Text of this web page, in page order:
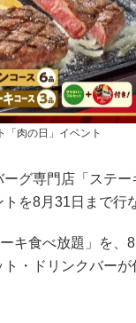
「肉の日」イベント
グ専門店「ステー
を8月31日まで行
キ食べ放題」を、
・ドリンクバーが